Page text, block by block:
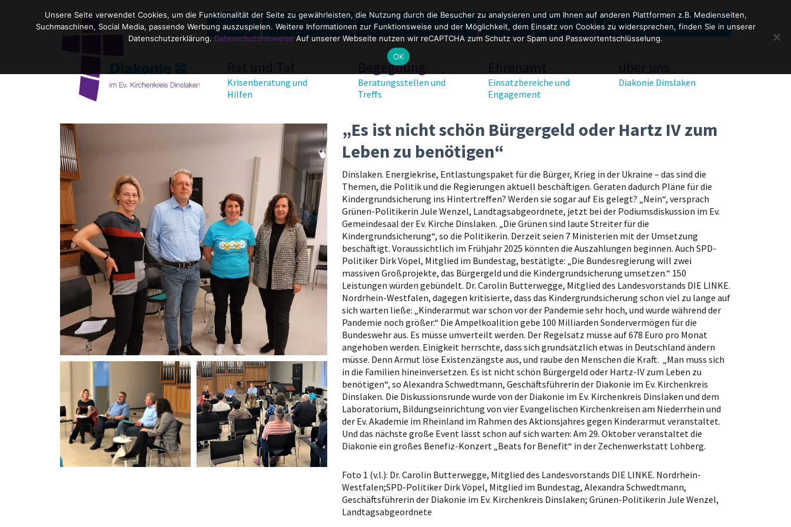
Krisenberatung und
Hilfen
Begegnung
Beratungsstellen und
Treffs
Einsatzbereiche und
Engagement
Diakonie Dinslaken
Spenden Alle Angebote A-Z Digitale Beratungsräume Kontakt Jobportal
Search
for:
SEARCH
„Es ist nicht schön Bürgergeld oder Hartz IV zum
Leben zu benötigen“
Dinslaken. Energiekrise, Entlastungspaket für die Bürger, Krieg in der Ukraine – das sind die
Themen, die Politik und die Regierungen aktuell beschäftigen. Geraten dadurch Pläne für die
Kindergrundsicherung ins Hintertreffen? Werden sie sogar auf Eis gelegt? „Nein“, versprach
Grünen-Politikerin Jule Wenzel, Landtagsabgeordnete, jetzt bei der Podiumsdiskussion im Ev.
Gemeindesaal der Ev. Kirche Dinslaken. „Die Grünen sind laute Streiter für die
Kindergrundsicherung“, so die Politikerin. Derzeit seien 7 Ministerien mit der Umsetzung
beschäftigt. Voraussichtlich im Frühjahr 2025 könnten die Auszahlungen beginnen. Auch SPD-
Politiker Dirk Vöpel, Mitglied im Bundestag, bestätigte: „Die Bundesregierung will zwei
massiven Großprojekte, das Bürgergeld und die Kindergrundsicherung umsetzen.“ 150
Leistungen würden gebündelt. Dr. Carolin Butterwegge, Mitglied des Landesvorstands DIE LINKE.
Nordrhein-Westfalen, dagegen kritisierte, dass das Kindergrundsicherung schon viel zu lange auf
sich warten ließe: „Kinderarmut war schon vor der Pandemie sehr hoch, und wurde während der
Pandemie noch größer.“ Die Ampelkoalition gebe 100 Milliarden Sondervermögen für die
Bundeswehr aus. Es müsse umverteilt werden. Der Regelsatz müsse auf 678 Euro pro Monat
angehoben werden. Einigkeit herrschte, dass sich grundsätzlich etwas in Deutschland ändern
müsse. Denn Armut löse Existenzängste aus, und raube den Menschen die Kraft. „Man muss sich
in die Familien hineinversetzen. Es ist nicht schön Bürgergeld oder Hartz-IV zum Leben zu
benötigen“, so Alexandra Schwedtmann, Geschäftsführerin der Diakonie im Ev. Kirchenkreis
Dinslaken. Die Diskussionsrunde wurde von der Diakonie im Ev. Kirchenkreis Dinslaken und dem
Laboratorium, Bildungseinrichtung von vier Evangelischen Kirchenkreisen am Niederrhein und
der Ev. Akademie im Rheinland im Rahmen des Aktionsjahres gegen Kinderarmut veranstaltet.
Und das nächste große Event lässt schon auf sich warten: Am 29. Oktober veranstaltet die
Diakonie ein großes Benefiz-Konzert „Beats for Benefit“ in der Zechenwerkstatt Lohberg.
Foto 1 (v.l.): Dr. Carolin Butterwegge, Mitglied des Landesvorstands DIE LINKE. Nordrhein-
Westfalen;SPD-Politiker Dirk Vöpel, Mitglied im Bundestag, Alexandra Schwedtmann,
Geschäftsführerin der Diakonie im Ev. Kirchenkreis Dinslaken; Grünen-Politikerin Jule Wenzel,
Landtagsabgeordnete
Unsere Seite verwendet Cookies, um die Funktionalität der Seite zu gewährleisten, die Nutzung durch die Besucher zu analysieren und um Ihnen auf anderen Plattformen z.B. Medienseiten,
Suchmaschinen, Social Media, passende Werbung auszuspielen. Weitere Informationen zur Funktionsweise und der Möglichkeit, dem Einsatz von Cookies zu widersprechen, finden Sie in unserer
Datenschutzerklärung.DatenschutzhinweiseAuf unserer Webseite nutzen wir reCAPTCHA zum Schutz vor Spam und Passwortentschlüsselung.
OK